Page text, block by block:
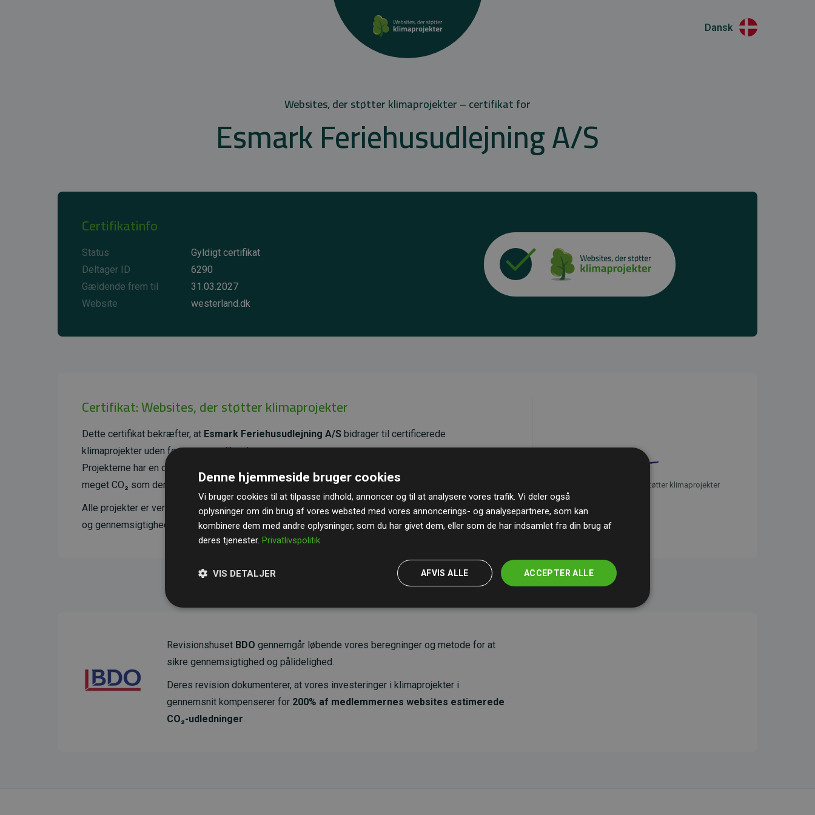
Dansk
Websites, der støtter klimaprojekter – certifikat for
Esmark Feriehusudlejning A/S
Certifikatinfo
Status
Gyldigt certifikat
Deltager ID
6290
Gældende frem til
31.03.2027
Website
westerland.dk
Certifikat: Websites, der støtter klimaprojekter
Dette certifikat bekræfter, at Esmark Feriehusudlejning A/S bidrager til certificerede
klimaprojekter uden for egen værdikæde.
Projekterne har en dokumenteret CO₂-reducerende effekt, som i gennemsnit svarer til dobbelt så
meget CO₂ som den estimerede udledning fra hjemmesiden.
Alle projekter er verificeret gennemGold Standard– en international ordning, der sikrer høj kvalitet
og gennemsigtighed i klimainvesteringer. Du kan læse mere om de konkrete projekter her.
initiativet Websites, der støtter klimaprojekter
Revisionshuset BDO gennemgår løbende vores beregninger og metode for at
sikre gennemsigtighed og pålidelighed.
Deres revision dokumenterer, at vores investeringer i klimaprojekter i
gennemsnit kompenserer for 200% af medlemmernes websites estimerede
CO₂-udledninger.
Denne hjemmeside bruger cookies
Vi bruger cookies til at tilpasse indhold, annoncer og til at analysere vores trafik. Vi deler også
oplysninger om din brug af vores websted med vores annoncerings- og analysepartnere, som kan
kombinere dem med andre oplysninger, som du har givet dem, eller som de har indsamlet fra din brug af
deres tjenester. Privatlivspolitik
ACCEPTER ALLE
AFVIS ALLE
VIS DETALJER